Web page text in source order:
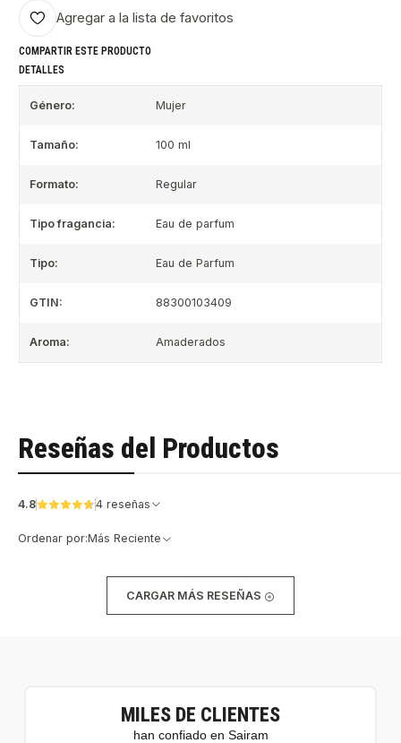
Agregar a la lista de favoritos
COMPARTIR ESTE PRODUCTO
DETALLES
Género: Mujer
Tamaño: 100 ml
Formato: Regular
Tipo fragancia: Eau de parfum
Tipo: Eau de Parfum
GTIN: 88300103409
Aroma: Amaderados
Reseñas del Productos
4.8 4 reseñas
Ordenar por:Más Reciente
CARGAR MÁS RESEÑAS
MILES DE CLIENTES
han confiado en Sairam